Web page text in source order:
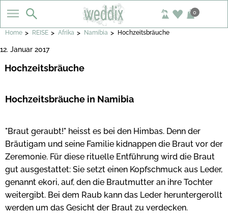
0
Home > REISE > Afrika > Namibia > Hochzeitsbräuche
12. Januar 2017
Hochzeitsbräuche
Hochzeitsbräuche in Namibia
"Braut geraubt!" heisst es bei den Himbas. Denn der
Bräutigam und seine Familie kidnappen die Braut vor der
Zeremonie. Für diese rituelle Entführung wird die Braut
gut ausgestattet: Sie setzt einen Kopfschmuck aus Leder,
genannt ekori, auf, den die Brautmutter an ihre Tochter
weitergibt. Bei dem Raub kann das Leder heruntergerollt
werden um das Gesicht der Braut zu verdecken.